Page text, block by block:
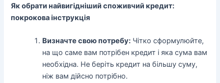
Як обрати найвигідніший споживчий кредит:
покрокова інструкція
Визначте свою потребу: Чітко сформулюйте,
на що саме вам потрібен кредит і яка сума вам
необхідна. Не беріть кредит на більшу суму,
ніж вам дійсно потрібно.